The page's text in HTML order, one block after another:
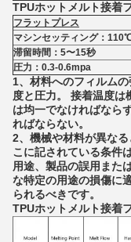
TPUホットメルト接着
フラットプレス
マシンセッティング：
滞留時間：5〜15秒
圧力：0.3-0.6mpa
1、材料へのフィルム
度と圧力。
接着温度は
は均一でなければなら
ればならない。
2、機械や材料が異なる
こに記されている条件
用途、製品の誤用また
な特定の用途の損傷に
られるべきです。
TPUホットメルト接着